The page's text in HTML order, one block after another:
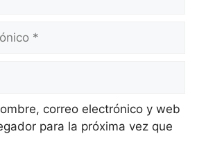
correo electrónico y web
para la próxima vez que